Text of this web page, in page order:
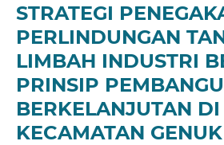
STRATEGI
PERLINDUNGAN
LIMBAH INDUSTRI
PRINSIP
BERKELANJUTAN DI
KECAMATAN GENUK